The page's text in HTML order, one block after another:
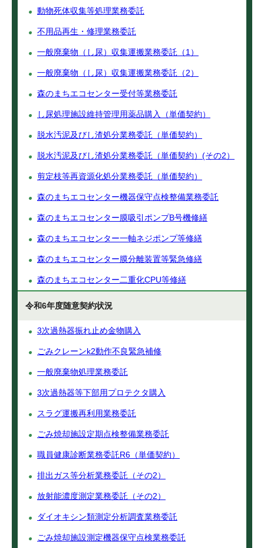
動物死体収集等処理業務委託
不用品再生・修理業務委託
一般廃棄物（し尿）収集運搬業務委託（1）
一般廃棄物（し尿）収集運搬業務委託（2）
森のまちエコセンター受付等業務委託
し尿処理施設維持管理用薬品購入（単価契約）
脱水汚泥及びし渣処分業務委託（単価契約）
脱水汚泥及びし渣処分業務委託（単価契約）(その2）
剪定枝等再資源化処分業務委託（単価契約）
森のまちエコセンター機器保守点検整備業務委託
森のまちエコセンター膜吸引ポンプB号機修繕
森のまちエコセンター一軸ネジポンプ等修繕
森のまちエコセンター膜分離装置等緊急修繕
森のまちエコセンター二重化CPU等修繕
令和6年度随意契約状況
3次過熱器振れ止め金物購入
ごみクレーンk2動作不良緊急補修
一般廃棄物処理業務委託
3次過熱器等下部用プロテクタ購入
スラグ運搬再利用業務委託
ごみ焼却施設定期点検整備業務委託
職員健康診断業務委託R6（単価契約）
排出ガス等分析業務委託（その2）
放射能濃度測定業務委託（その2）
ダイオキシン類測定分析調査業務委託
ごみ焼却施設測定機器保守点検業務委託